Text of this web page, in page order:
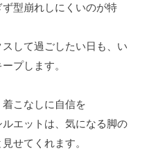
型崩れしにくいのが特
して過ごしたい日も、い
プします。
こなしに自信を
エットは、気になる脚の
せてくれます。